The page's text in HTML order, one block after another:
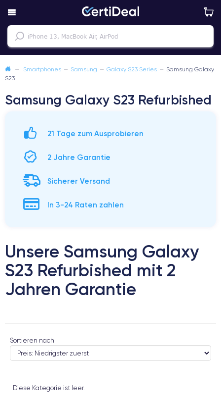
— Smartphones — Samsung — Galaxy S23 Series — Samsung Galaxy
S23
Samsung Galaxy S23 Refurbished
21 Tage zum Ausprobieren
2 Jahre Garantie
Sicherer Versand
In 3-24 Raten zahlen
Unsere Samsung Galaxy
S23 Refurbished mit 2
Jahren Garantie
Sortieren nach
Diese Kategorie ist leer.